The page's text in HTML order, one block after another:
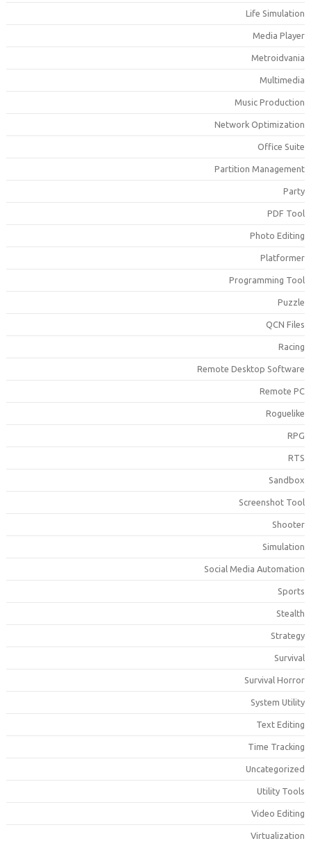
Life
Media
Music
Network
Office
Partition
PDF
Photo
Programming
QCN
Remote Desktop
Remote
Screenshot
Social Media
Survival
System
Text
Time
Utility
Video